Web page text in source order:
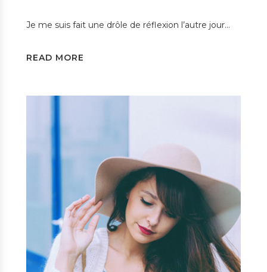
Je me suis fait une drôle de réflexion l’autre jour…
READ MORE